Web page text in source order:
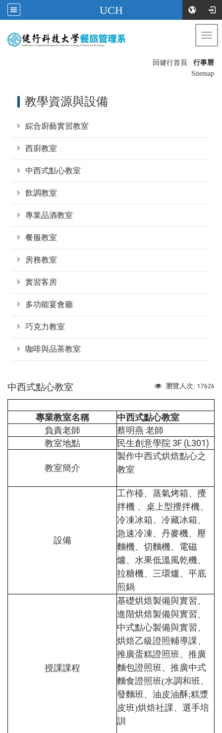
UCH
回健行首頁
行事曆
Sitemap
教學資源與設備
綜合廚藝實習教室
西廚教室
中西式點心教室
飲調教室
專業品酒教室
餐服教室
房務教室
實習客房
多功能宴會廳
巧克力教室
咖啡與品茶教室
瀏覽人次: 17626
中西式點心教室
專業教室名稱
中西式點心教室
負責老師
蔡明燕 老師
教室地點
民生創意學院 3F (L301)
教室簡介
製作中西式烘焙點心之
教室
設備
工作檯、蒸氣烤箱、攪
拌機 、桌上型攪拌機、
冷凍冰箱、冷藏冰箱、
急速冷凍、丹麥機、壓
麵機、切麵機、電磁
爐、水果低溫風乾機、
拉糖機、三環爐、平底
煎鍋
授課課程
基礎烘焙製備與實習、
進階烘焙製備與實習、
中式點心製備與實習、
烘焙乙級證照輔導課、
推廣蛋糕證照班、推廣
麵包證照班、推廣中式
麵食證照班(水調和班、
發麵班、油皮油酥;糕漿
皮班)烘焙社課、選手培
訓